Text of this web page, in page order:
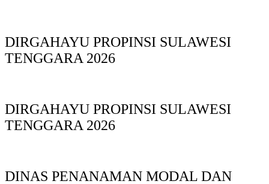
DIRGAHAYU PROPINSI SULAWESI
TENGGARA 2026
DIRGAHAYU PROPINSI SULAWESI
TENGGARA 2026
DINAS PΕΝΑΝΑΜAN MODAL DAN